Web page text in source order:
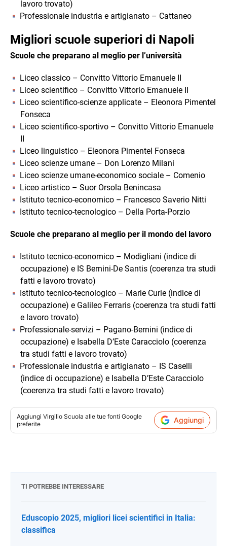
lavoro trovato)
Professionale industria e artigianato – Cattaneo
Migliori scuole superiori di Napoli
Scuole che preparano al meglio per l’università
Liceo classico – Convitto Vittorio Emanuele II
Liceo scientifico – Convitto Vittorio Emanuele II
Liceo scientifico-scienze applicate – Eleonora Pimentel
Fonseca
Liceo scientifico-sportivo – Convitto Vittorio Emanuele
II
Liceo linguistico – Eleonora Pimentel Fonseca
Liceo scienze umane – Don Lorenzo Milani
Liceo scienze umane-economico sociale – Comenio
Liceo artistico – Suor Orsola Benincasa
Istituto tecnico-economico – Francesco Saverio Nitti
Istituto tecnico-tecnologico – Della Porta-Porzio
Scuole che preparano al meglio per il mondo del lavoro
Istituto tecnico-economico – Modigliani (indice di
occupazione) e IS Bernini-De Santis (coerenza tra studi
fatti e lavoro trovato)
Istituto tecnico-tecnologico – Marie Curie (indice di
occupazione) e Galileo Ferraris (coerenza tra studi fatti
e lavoro trovato)
Professionale-servizi – Pagano-Bernini (indice di
occupazione) e Isabella D’Este Caracciolo (coerenza
tra studi fatti e lavoro trovato)
Professionale industria e artigianato – IS Caselli
(indice di occupazione) e Isabella D’Este Caracciolo
(coerenza tra studi fatti e lavoro trovato)
Aggiungi Virgilio Scuola alle tue fonti Google
preferite
Aggiungi
TI POTREBBE INTERESSARE
Eduscopio 2025, migliori licei scientifici in Italia:
classifica